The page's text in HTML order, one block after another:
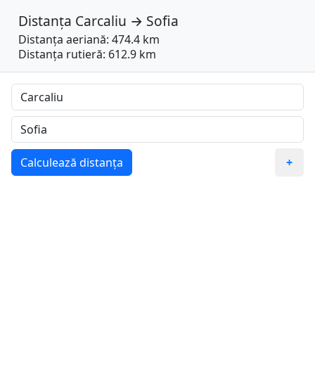
Distanța Carcaliu → Sofia
Distanța aeriană: 474.4 km
Distanța rutieră: 612.9 km
Calculează distanța +